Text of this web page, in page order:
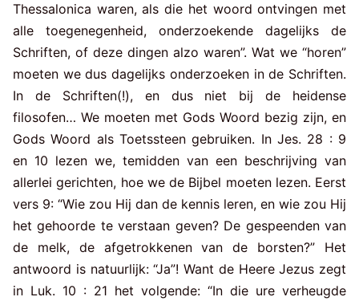
Thessalonica waren, als die het woord ontvingen met
alle toegenegenheid, onderzoekende dagelijks de
Schriften, of deze dingen alzo waren”. Wat we “horen”
moeten we dus dagelijks onderzoeken in de Schriften.
In de Schriften(!), en dus niet bij de heidense
filosofen… We moeten met Gods Woord bezig zijn, en
Gods Woord als Toetssteen gebruiken. In Jes. 28 : 9
en 10 lezen we, temidden van een beschrijving van
allerlei gerichten, hoe we de Bijbel moeten lezen. Eerst
vers 9: “Wie zou Hij dan de kennis leren, en wie zou Hij
het gehoorde te verstaan geven? De gespeenden van
de melk, de afgetrokkenen van de borsten?” Het
antwoord is natuurlijk: “Ja”! Want de Heere Jezus zegt
in Luk. 10 : 21 het volgende: “In die ure verheugde